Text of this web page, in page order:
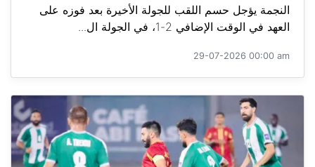
النجمة يؤجل حسم اللقب للجولة الأخيرة بعد فوزه على
العهد في الوقت الإضافي 2-1، في الجولة ال...
29-07-2026 00:00 am